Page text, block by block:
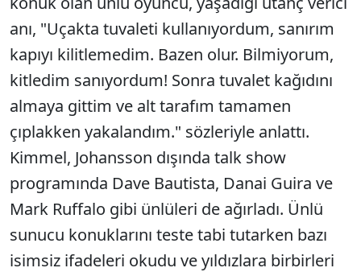
anı, "Uçakta tuvaleti kullanıyordum, sanırım
kapıyı kilitlemedim. Bazen olur. Bilmiyorum,
kitledim sanıyordum! Sonra tuvalet kağıdını
almaya gittim ve alt tarafım tamamen
çıplakken yakalandım." sözleriyle anlattı.
Kimmel, Johansson dışında talk show
programında Dave Bautista, Danai Guira ve
Mark Ruffalo gibi ünlüleri de ağırladı. Ünlü
sunucu konuklarını teste tabi tutarken bazı
isimsiz ifadeleri okudu ve yıldızlara birbirleri